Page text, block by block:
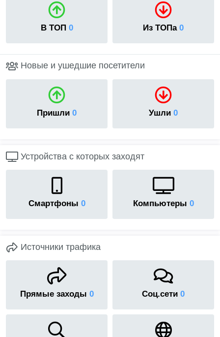
В ТОП 0 Из ТОПа 0
Новые и ушедшие посетители
Пришли 0 Ушли 0
Устройства с которых заходят
Смартфоны 0 Компьютеры 0
Источники трафика
Прямые заходы 0 Соц.сети 0